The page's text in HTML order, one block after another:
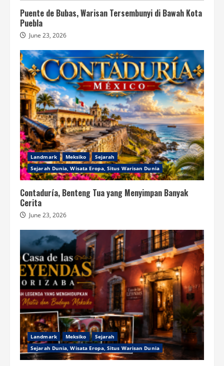
Puente de Bubas, Warisan Tersembunyi di Bawah Kota
Puebla
June 23, 2026
Landmark Meksiko
Sejarah
Sejarah Dunia, Wisata Eropa, Situs Warisan Dunia
Contaduría, Benteng Tua yang Menyimpan Banyak
Cerita
June 23, 2026
Landmark Meksiko
Sejarah
Sejarah Dunia, Wisata Eropa, Situs Warisan Dunia